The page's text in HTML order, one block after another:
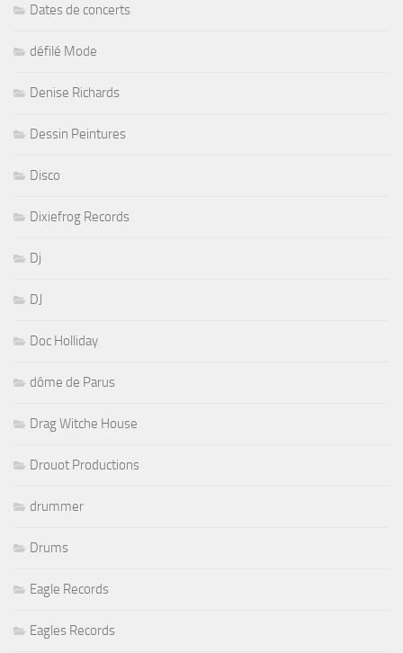
Dates de concerts
défilé Mode
Denise Richards
Dessin Peintures
Disco
Dixiefrog Records
Dj
DJ
Doc Holliday
dôme de Parus
Drag Witche House
Drouot Productions
drummer
Drums
Eagle Records
Eagles Records